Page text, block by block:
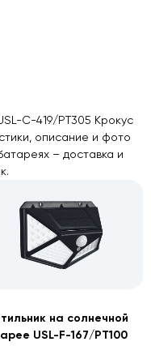
C-419/PT305 Крокус
описание и фото
– доставка и
на солнечной
USL-F-167/PT100